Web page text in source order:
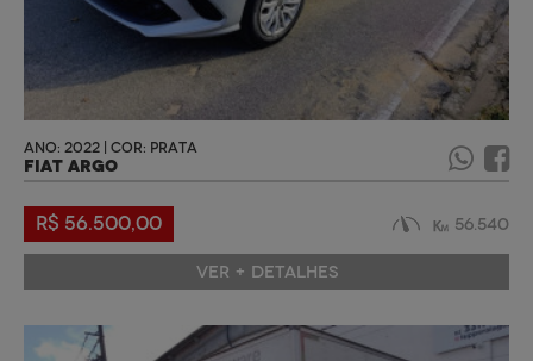
ANO: 2022 | COR: PRATA
FIAT ARGO
R$ 56.500,00 56.540
VER + DETALHES